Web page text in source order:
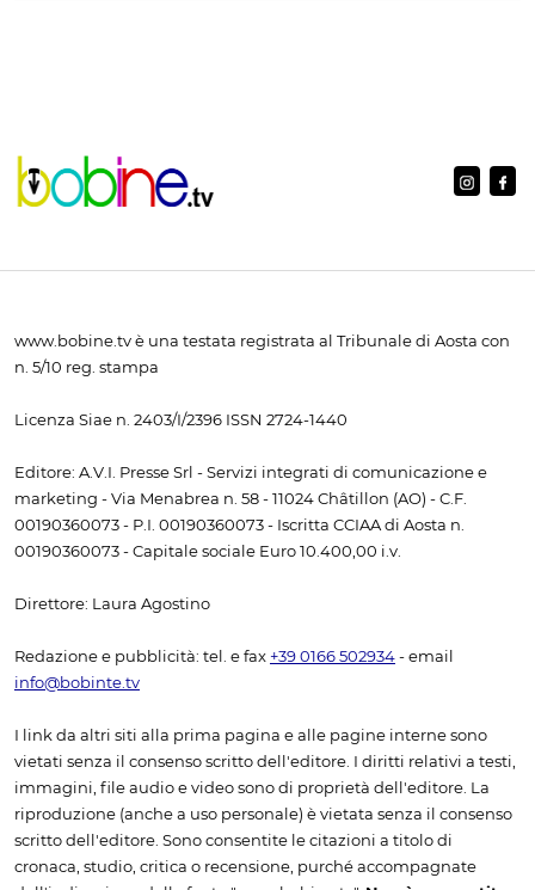
www.bobine.tv è una testata registrata al Tribunale di Aosta con
n. 5/10 reg. stampa
Licenza Siae n. 2403/I/2396 ISSN 2724-1440
Editore: A.V.I. Presse Srl - Servizi integrati di comunicazione e
marketing - Via Menabrea n. 58 - 11024 Châtillon (AO) - C.F.
00190360073 - P.I. 00190360073 - Iscritta CCIAA di Aosta n.
00190360073 - Capitale sociale Euro 10.400,00 i.v.
Direttore: Laura Agostino
Redazione e pubblicità: tel. e fax +39 0166 502934 - email
info@bobinte.tv
I link da altri siti alla prima pagina e alle pagine interne sono
vietati senza il consenso scritto dell'editore. I diritti relativi a testi,
immagini, file audio e video sono di proprietà dell'editore. La
riproduzione (anche a uso personale) è vietata senza il consenso
scritto dell'editore. Sono consentite le citazioni a titolo di
cronaca, studio, critica o recensione, purché accompagnate